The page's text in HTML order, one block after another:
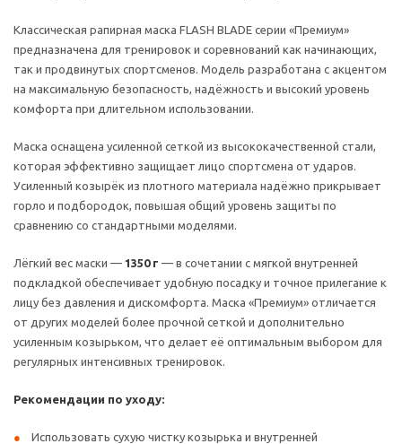
Классическая рапирная маска FLASH BLADE серии «Премиум»
предназначена для тренировок и соревнований как начинающих,
так и продвинутых спортсменов. Модель разработана с акцентом
на максимальную безопасность, надёжность и высокий уровень
комфорта при длительном использовании.
Маска оснащена усиленной сеткой из высококачественной стали,
которая эффективно защищает лицо спортсмена от ударов.
Усиленный козырёк из плотного материала надёжно прикрывает
горло и подбородок, повышая общий уровень защиты по
сравнению со стандартными моделями.
Лёгкий вес маски — 1350 г — в сочетании с мягкой внутренней
подкладкой обеспечивает удобную посадку и точное прилегание к
лицу без давления и дискомфорта. Маска «Премиум» отличается
от других моделей более прочной сеткой и дополнительно
усиленным козырьком, что делает её оптимальным выбором для
регулярных интенсивных тренировок.
Рекомендации по уходу:
Использовать сухую чистку козырька и внутренней